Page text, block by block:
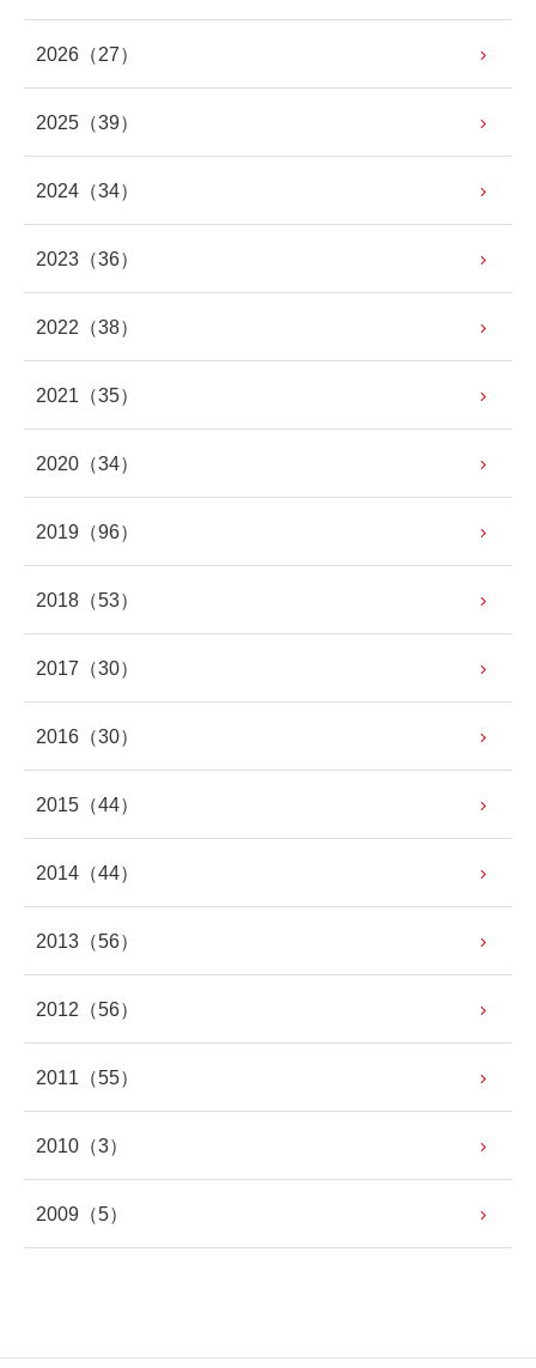
2026 （27）
2025 （39）
2024 （34）
2023 （36）
2022 （38）
2021 （35）
2020 （34）
2019 （96）
2018 （53）
2017 （30）
2016 （30）
2015 （44）
2014 （44）
2013 （56）
2012 （56）
2011 （55）
2010 （3）
2009 （5）